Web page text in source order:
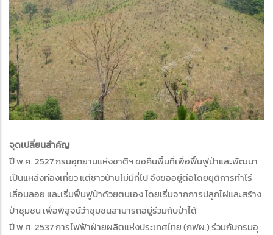
จุดเปลี่ยนสำคัญ
ปี พ.ศ. 2527 กรมอุทยานแห่งชาติฯ ขอคืนพื้นที่เพื่อฟื้นฟูป่าและพัฒนา
เป็นแหล่งท่องเที่ยว แต่ชาวบ้านไม่มีที่ไป จึงขออยู่ต่อโดยยุติการทำไร่
เลื่อนลอย และเริ่มฟื้นฟูป่าด้วยตนเอง โดยเริ่มจากการปลูกไผ่และสร้าง
ป่าชุมชน เพื่อพิสูจน์ว่าชุมชนสามารถอยู่ร่วมกับป่าได้
ปี พ.ศ. 2537 การไฟฟ้าฝ่ายผลิตแห่งประเทศไทย (กฟผ.) ร่วมกับกรมอุ